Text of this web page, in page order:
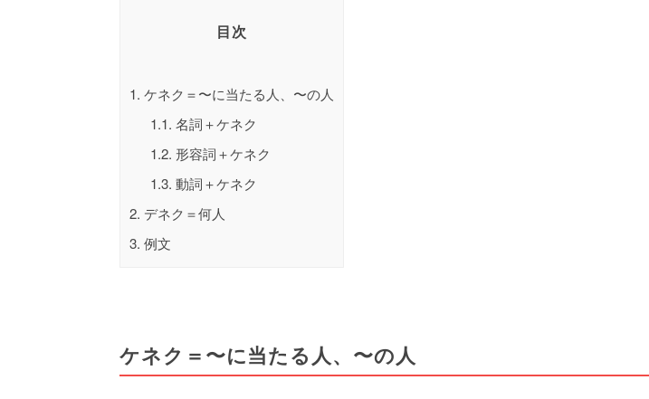
目次
1. ケネク＝〜に当たる人、〜の人
1.1. 名詞＋ケネク
1.2. 形容詞＋ケネク
1.3. 動詞＋ケネク
2. デネク＝何人
3. 例文
ケネク＝〜に当たる人、〜の人